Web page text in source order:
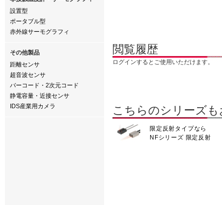
設置型
ポータブル型
赤外線サーモグラフィ
その他製品
距離センサ
超音波センサ
バーコード・2次元コード
静電容量・近接センサ
IDS産業用カメラ
閲覧履歴
ログインするとご使用いただけます。
こちらのシリーズ
限定反射タイプなら
NFシリーズ 限定反射